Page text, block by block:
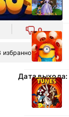
0
избранное
Дата выхода: